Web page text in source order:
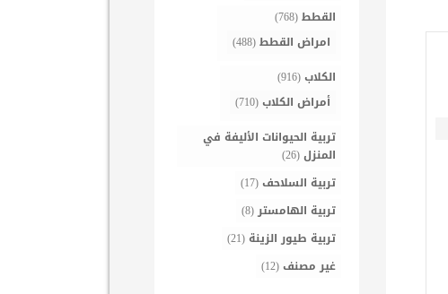
القطط(768)
امراض القطط(488)
الكلاب(916)
أمراض الكلاب(710)
تربية الحيوانات الأليفة في
المنزل(26)
تربية السلاحف(17)
تربية الهامستر(8)
تربية طيور الزينة (21)
غير مصنف(12)